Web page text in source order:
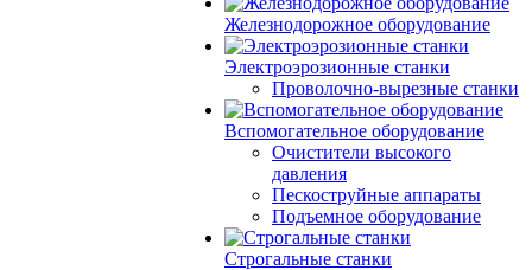
Железнодорожное оборудование
Электроэрозионные станки
Проволочно-вырезные станки
Вспомогательное оборудование
Очистители высокого
давления
Пескоструйные аппараты
Подъемное оборудование
Строгальные станки